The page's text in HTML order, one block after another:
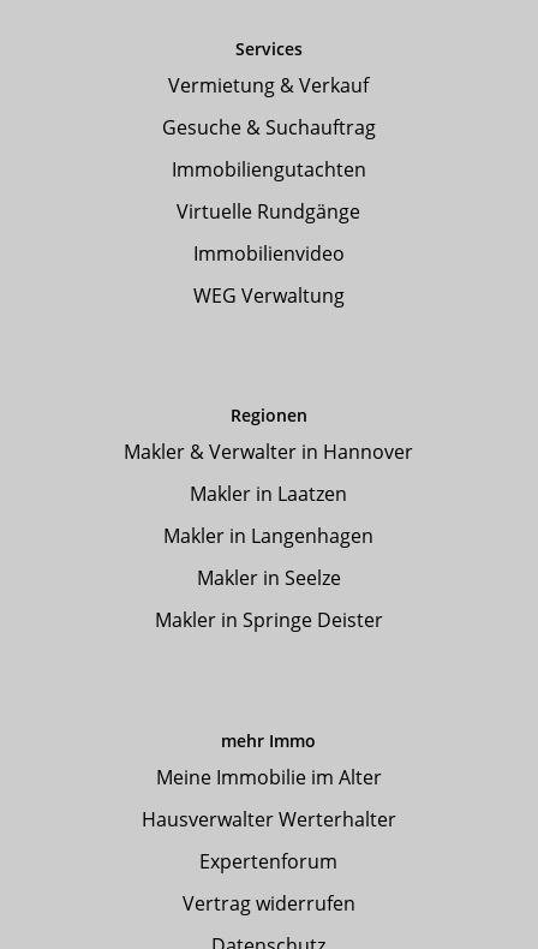
Services
Vermietung & Verkauf
Gesuche & Suchauftrag
Immobiliengutachten
Virtuelle Rundgänge
Immobilienvideo
WEG Verwaltung
Regionen
Makler & Verwalter in Hannover
Makler in Laatzen
Makler in Langenhagen
Makler in Seelze
Makler in Springe Deister
mehr Immo
Meine Immobilie im Alter
Hausverwalter Werterhalter
Expertenforum
Vertrag widerrufen